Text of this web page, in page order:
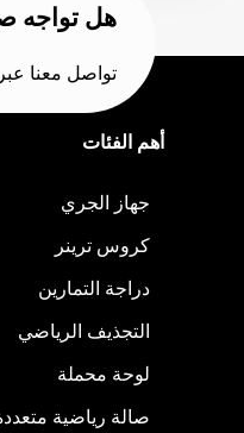
هل تواجه
تواصل معنا
أهم الفئات
جهاز الجري
كروس ترينر
دراجة التمارين
التجذيف الرياضي
لوحة محملة
صالة رياضية